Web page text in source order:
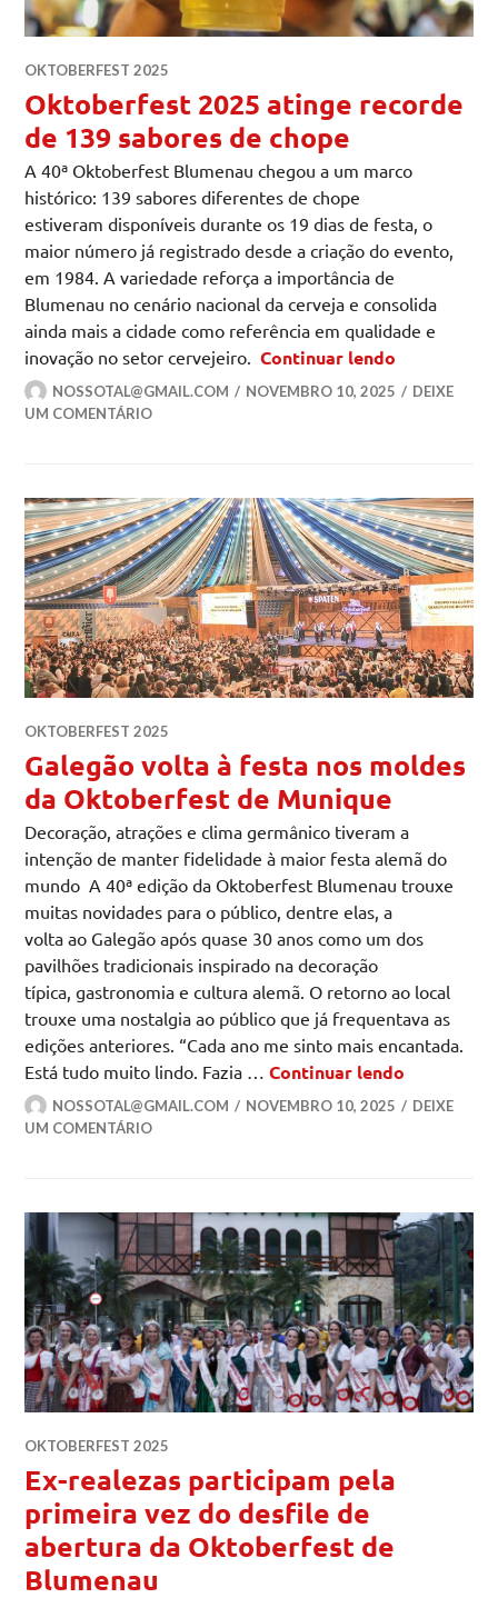
OKTOBERFEST 2025
Oktoberfest 2025 atinge recorde
de 139 sabores de chope
A 40ª Oktoberfest Blumenau chegou a um marco
histórico: 139 sabores diferentes de chope
estiveram disponíveis durante os 19 dias de festa, o
maior número já registrado desde a criação do evento,
em 1984. A variedade reforça a importância de
Blumenau no cenário nacional da cerveja e consolida
ainda mais a cidade como referência em qualidade e
inovação no setor cervejeiro.Continuar lendo
NOSSOTAL@GMAIL.COM NOVEMBRO 10, 2025
DEIXE
UM COMENTÁRIO
OKTOBERFEST 2025
Galegão volta à festa nos moldes
da Oktoberfest de Munique
Decoração, atrações e clima germânico tiveram a
intenção de manter fidelidade à maior festa alemã do
mundo A 40ª edição da Oktoberfest Blumenau trouxe
muitas novidades para o público, dentre elas, a
volta ao Galegão após quase 30 anos como um dos
pavilhões tradicionais inspirado na decoração
típica, gastronomia e cultura alemã. O retorno ao local
trouxe uma nostalgia ao público que já frequentava as
edições anteriores. “Cada ano me sinto mais encantada.
Está tudo muito lindo. Fazia …Continuar lendo
NOSSOTAL@GMAIL.COM NOVEMBRO 10, 2025
DEIXE
UM COMENTÁRIO
OKTOBERFEST 2025
Ex-realezas participam pela
primeira vez do desfile de
abertura da Oktoberfest de
Blumenau